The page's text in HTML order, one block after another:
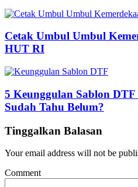
Cetak Umbul Umbul
HUT RI
5 Keunggulan Sablon
Sudah Tahu Belum?
Tinggalkan Balasan
Your email address will not be
Comment